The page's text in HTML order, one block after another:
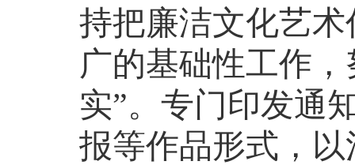
持把廉洁文化艺
广的基础性工作
实”。专门印发通
报等作品形式，